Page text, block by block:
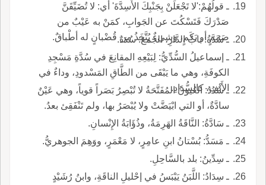
ـ قولُهُمْ:'لا تَجْعَلَنْ بِجَنْبِكَ الأَسِدَّةَ' أي: لا تُضَيِّقَنَّ
صَدْرَكَ فَتَسْكُتَ عن الجَوابِ، كمَنْ به عَيْبٌ من
صَمَمٍ أو بَكَمٍ، وشيءٌ يُتَّخَذُ من قُضْبانٍ له أطْباقٌ.
ـ سُدَّةُ: بابُ الدَّارِ، الجمع: سُدَدٌ.
ـ إسماعيلُ السُّدِّيُّ: لِبَيْعِهِ المقانِعَ في سُدَّةِ مَسْجِدِ
الكوفَةِ، وهي ما يَبْقَى من الطَّاقِ المَسْدودِ، وداءٌ في
الأَنْفِ، كالسُّدَادِ.
ـ سُدُدُ: العُيونُ المُفَتَّحَةُ لا تُبْصِرُ بَصَراً قوياً، وهي عَيْنٌ
سادَّةٌ، أو التي ابْيَضَّتْ ولا يُبْصَرُ بها، ولم تَنْفَقِئ بعدُ.
ـ سَادَّةُ: النَّاقَةُ الهَرِمَةُ، وذُؤَابَةُ الإِنْسانِ.
ـ مَسَدُّ: بُسْتانُ ابنِ عامِرٍ، لا مَعْمَرٍ، ووَهِمَ الجوهريُّ.
ـ سِدِّينُ: بلد بالسَّاحِلِ.
ـ سِدَادُ: اللَّبَنُ يَيْبَسُ في إحْليلِ الناقَةِ، وابنُ رُشَيْدٍ